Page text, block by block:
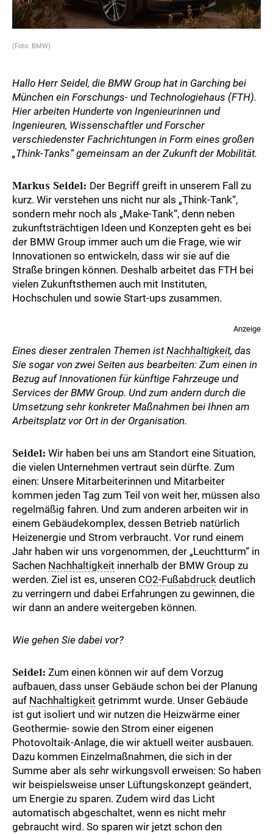
(Foto: BMW)
Hallo Herr Seidel, die BMW Group hat in Garching bei
München ein Forschungs- und Technologiehaus (FTH).
Hier arbeiten Hunderte von Ingenieurinnen und
Ingenieuren, Wissenschaftler und Forscher
verschiedenster Fachrichtungen in Form eines großen
„Think-Tanks“ gemeinsam an der Zukunft der Mobilität.
Markus Seidel: Der Begriff greift in unserem Fall zu
kurz. Wir verstehen uns nicht nur als „Think-Tank“,
sondern mehr noch als „Make-Tank“, denn neben
zukunftsträchtigen Ideen und Konzepten geht es bei
der BMW Group immer auch um die Frage, wie wir
Innovationen so entwickeln, dass wir sie auf die
Straße bringen können. Deshalb arbeitet das FTH bei
vielen Zukunftsthemen auch mit Instituten,
Hochschulen und sowie Start-ups zusammen.
Anzeige
Eines dieser zentralen Themen istNachhaltigkeit, das
Sie sogar von zwei Seiten aus bearbeiten: Zum einen in
Bezug auf Innovationen für künftige Fahrzeuge und
Services der BMW Group. Und zum andern durch die
Umsetzung sehr konkreter Maßnahmen bei Ihnen am
Arbeitsplatz vor Ort in der Organisation.
Seidel: Wir haben bei uns am Standort eine Situation,
die vielen Unternehmen vertraut sein dürfte. Zum
einen: Unsere Mitarbeiterinnen und Mitarbeiter
kommen jeden Tag zum Teil von weit her, müssen also
regelmäßig fahren. Und zum anderen arbeiten wir in
einem Gebäudekomplex, dessen Betrieb natürlich
Heizenergie und Strom verbraucht. Vor rund einem
Jahr haben wir uns vorgenommen, der „Leuchtturm“ in
Sachen Nachhaltigkeit innerhalb der BMW Group zu
werden. Ziel ist es, unseren CO2-Fußabdruck deutlich
zu verringern und dabei Erfahrungen zu gewinnen, die
wir dann an andere weitergeben können.
Wie gehen Sie dabei vor?
Seidel: Zum einen können wir auf dem Vorzug
aufbauen, dass unser Gebäude schon bei der Planung
auf Nachhaltigkeit getrimmt wurde. Unser Gebäude
ist gut isoliert und wir nutzen die Heizwärme einer
Geothermie- sowie den Strom einer eigenen
Photovoltaik-Anlage, die wir aktuell weiter ausbauen.
Dazu kommen Einzelmaßnahmen, die sich in der
Summe aber als sehr wirkungsvoll erweisen: So haben
wir beispielsweise unser Lüftungskonzept geändert,
um Energie zu sparen. Zudem wird das Licht
automatisch abgeschaltet, wenn es nicht mehr
gebraucht wird. So sparen wir jetzt schon den